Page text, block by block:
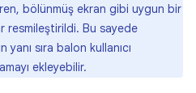
bölünmüş ekran gibi uygun bir
resmileştirildi. Bu sayede
yanı sıra balon kullanıcı
ekleyebilir.